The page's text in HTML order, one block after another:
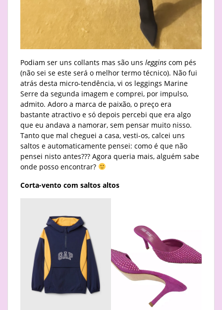
Podiam ser uns collants mas são uns leggins com pés
(não sei se este será o melhor termo técnico). Não fui
atrás desta micro-tendência, vi os leggings Marine
Serre da segunda imagem e comprei, por impulso,
admito. Adoro a marca de paixão, o preço era
bastante atractivo e só depois percebi que era algo
que eu andava a namorar, sem pensar muito nisso.
Tanto que mal cheguei a casa, vesti-os, calcei uns
saltos e automaticamente pensei: como é que não
pensei nisto antes??? Agora queria mais, alguém sabe
onde posso encontrar?
Corta-vento com saltos altos